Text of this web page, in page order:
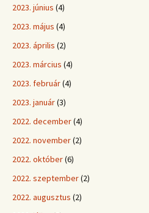
2023. június (4)
2023. május (4)
2023. április (2)
2023. március (4)
2023. február(4)
2023. január(3)
2022. december(4)
2022. november(2)
2022. október(6)
2022. szeptember(2)
2022. augusztus (2)